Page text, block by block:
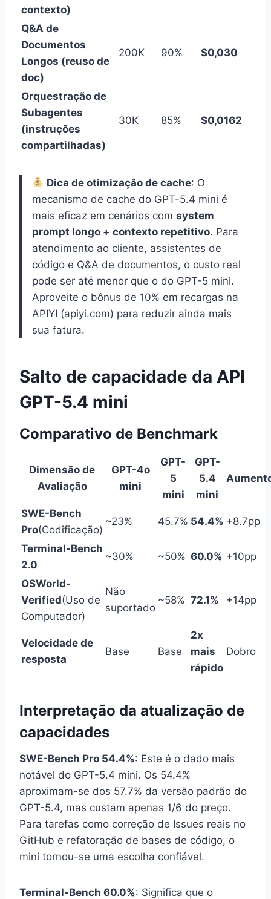
contexto)
Q&A de
Documentos
Longos (reuso de
doc)
200K 90% $0,030
Orquestração de
Subagentes
(instruções
compartilhadas)
30K 85% $0,0162
Dica de otimização de cache: O
mecanismo de cache do GPT-5.4 mini é
mais eficaz em cenários com system
prompt longo + contexto repetitivo. Para
atendimento ao cliente, assistentes de
código e Q&A de documentos, o custo real
pode ser até menor que o do GPT-5 mini.
Aproveite o bônus de 10% em recargas na
APIYI (apiyi.com) para reduzir ainda mais
sua fatura.
Salto de capacidade da API
GPT-5.4 mini
Comparativo de Benchmark
Dimensão de
Avaliação
GPT-4o
mini
GPT-
5
mini
GPT-
5.4
mini
SWE-Bench
Pro(Codificação)
~23% 45.7% 54.4% +8.7pp
Terminal-Bench
2.0
~30% ~50% 60.0% +10pp
OSWorld-
Verified(Uso de
Computador)
Não
suportado
~58% 72.1% +14pp
Velocidade de
resposta
Base Base
2x
mais
rápido
Dobro
Interpretação da atualização de
capacidades
SWE-Bench Pro 54.4%: Este é o dado mais
notável do GPT-5.4 mini. Os 54.4%
aproximam-se dos 57.7% da versão padrão do
GPT-5.4, mas custam apenas 1/6 do preço.
Para tarefas como correção de Issues reais no
GitHub e refatoração de bases de código, o
mini tornou-se uma escolha confiável.
Terminal-Bench 60.0%: Significa que o